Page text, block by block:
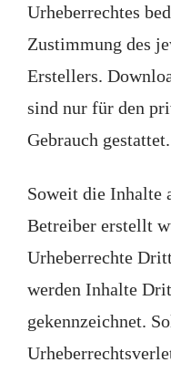
Urheberrechtes
Zustimmung des
Erstellers.
sind nur für den
Gebrauch gestattet.
Soweit die Inhalte
Betreiber erstellt
Urheberrechte
werden Inhalte
gekennzeichnet.